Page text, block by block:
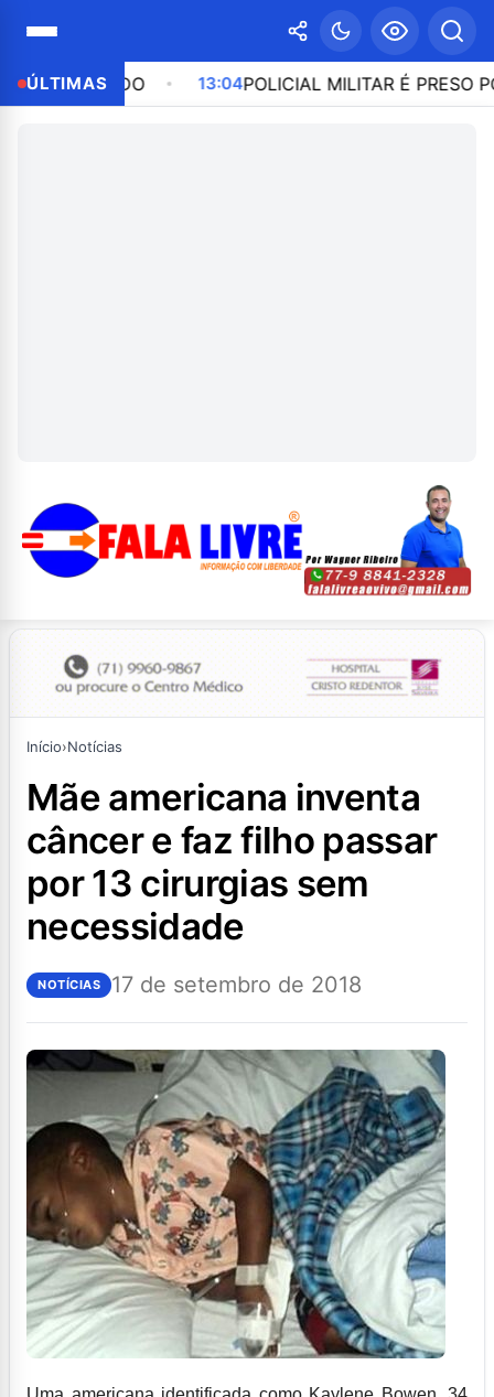
ÚLTIMAS 13:04 POLICIAL MILITAR É PRESO POR
Início›Notícias
mãe americana inventa
câncer e faz filho passar
por 13 cirurgias sem
necessidade
NOTÍCIAS 17 de setembro de 2018